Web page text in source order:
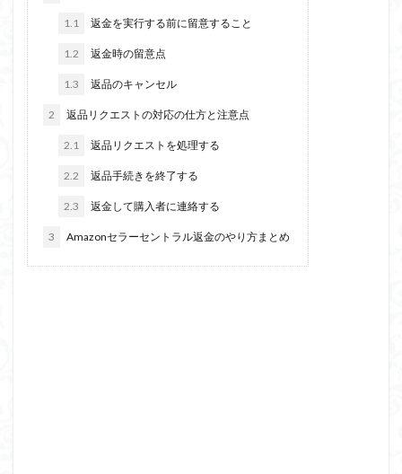
1.1 返金を実行する前に留意すること
1.2 返金時の留意点
1.3 返品のキャンセル
2 返品リクエストの対応の仕方と注意点
2.1 返品リクエストを処理する
2.2 返品手続きを終了する
2.3 返金して購入者に連絡する
3 Amazonセラーセントラル返金のやり方まとめ